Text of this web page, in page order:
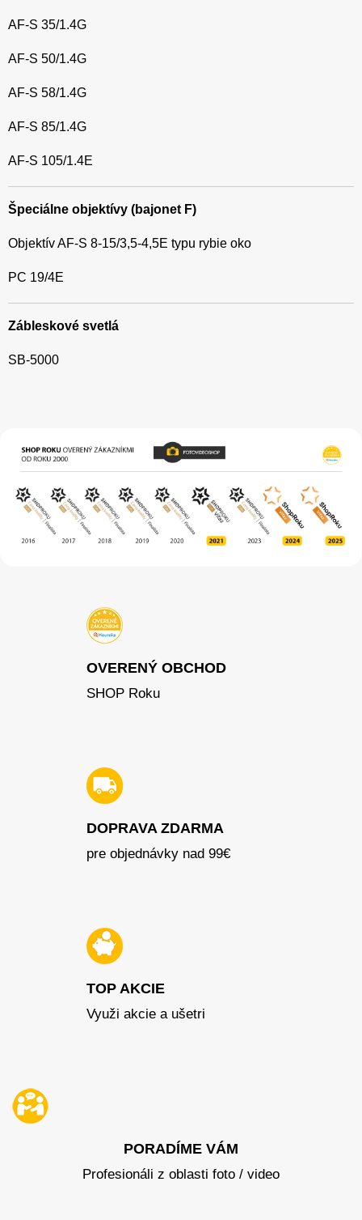
AF-S 35/1.4G
AF-S 50/1.4G
AF-S 58/1.4G
AF-S 85/1.4G
AF-S 105/1.4E
Špeciálne objektívy (bajonet F)
Objektív AF-S 8-15/3,5-4,5E typu rybie oko
PC 19/4E
Zábleskové svetlá
SB-5000
OVERENÝ OBCHOD
SHOP Roku
DOPRAVA ZDARMA
pre objednávky nad 99€
TOP AKCIE
Využi akcie a ušetri
PORADÍME VÁM
Profesionáli z oblasti foto / video